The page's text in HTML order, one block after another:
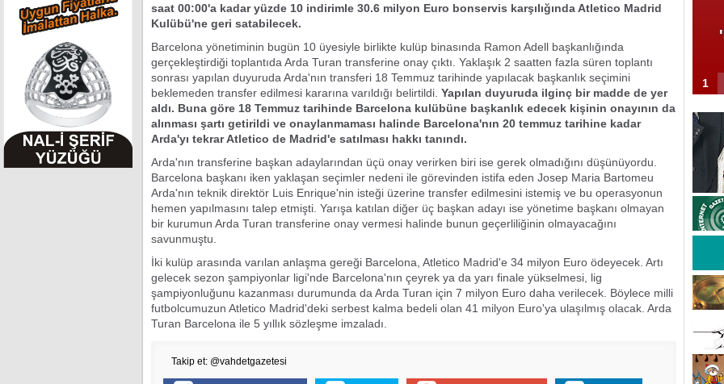
saat 00:00'a kadar yüzde 10 indirimle 30.6 milyon Euro bonservis karşılığında Atletico Madrid
Kulübü'ne geri satabilecek.
Barcelona yönetiminin bugün 10 üyesiyle birlikte kulüp binasında Ramon Adell başkanlığında
gerçekleştirdiği toplantıda Arda Turan transferine onay çıktı. Yaklaşık 2 saatten fazla süren toplantı
sonrası yapılan duyuruda Arda'nın transferi 18 Temmuz tarihinde yapılacak başkanlık seçimini
beklemeden transfer edilmesi kararına varıldığı belirtildi. Yapılan duyuruda ilginç bir madde de yer
aldı. Buna göre 18 Temmuz tarihinde Barcelona kulübüne başkanlık edecek kişinin onayının da
alınması şartı getirildi ve onaylanmaması halinde Barcelona'nın 20 temmuz tarihine kadar
Arda'yı tekrar Atletico de Madrid'e satılması hakkı tanındı.
Arda'nın transferine başkan adaylarından üçü onay verirken biri ise gerek olmadığını düşünüyordu.
Barcelona başkanı iken yaklaşan seçimler nedeni ile görevinden istifa eden Josep Maria Bartomeu
Arda'nın teknik direktör Luis Enrique'nin isteği üzerine transfer edilmesini istemiş ve bu operasyonun
hemen yapılmasını talep etmişti. Yarışa katılan diğer üç başkan adayı ise yönetime başkanı olmayan
bir kurumun Arda Turan transferine onay vermesi halinde bunun geçerliliğinin olmayacağını
savunmuştu.
İki kulüp arasında varılan anlaşma gereği Barcelona, Atletico Madrid'e 34 milyon Euro ödeyecek. Artı
gelecek sezon şampiyonlar ligi'nde Barcelona'nın çeyrek ya da yarı finale yükselmesi, lig
şampiyonluğunu kazanması durumunda da Arda Turan için 7 milyon Euro daha verilecek. Böylece milli
futbolcumuzun Atletico Madrid'deki serbest kalma bedeli olan 41 milyon Euro'ya ulaşılmış olacak. Arda
Turan Barcelona ile 5 yıllık sözleşme imzaladı.
Takip et: @vahdetgazetesi
1